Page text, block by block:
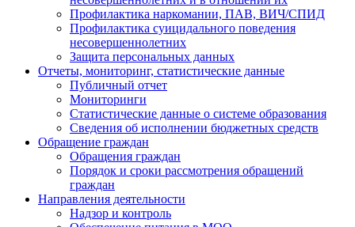
Профилактика наркомании, ПАВ, ВИЧ/СПИД
Профилактика суицидального поведения
несовершеннолетних
Защита персональных данных
Отчеты, мониторинг, статистические данные
Публичный отчет
Мониторинги
Статистические данные о системе образования
Сведения об исполнении бюджетных средств
Обращение граждан
Обращения граждан
Порядок и сроки рассмотрения обращений
граждан
Направления деятельности
Надзор и контроль